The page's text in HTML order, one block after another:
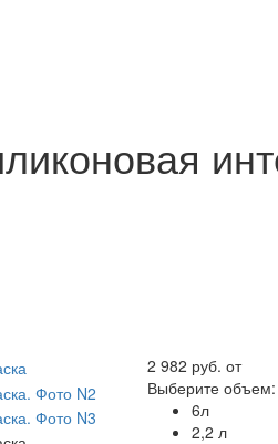
2 982 руб. от
Выберите объем:
6л
2,2 л